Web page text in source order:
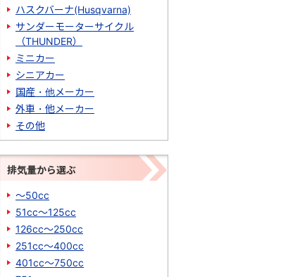
ハスクバーナ(Husqvarna)
サンダーモーターサイクル
（THUNDER）
ミニカー
シニアカー
国産・他メーカー
外車・他メーカー
その他
排気量から選ぶ
～50cc
51cc～125cc
126cc～250cc
251cc～400cc
401cc～750cc